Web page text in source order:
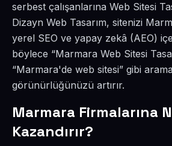
serbest çalışanlarına Web Sitesi
Dizayn Web Tasarım, sitenizi
yerel SEO ve yapay zekâ (AEO)
böylece “Marmara Web Sitesi
“Marmara'de web sitesi” gibi
görünürlüğünüzü artırır.
Marmara Firmalarına
Kazandırır?